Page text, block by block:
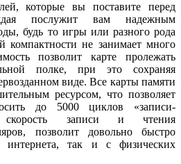
которые вы поставите перед
послужит вам надежным
будь то игры или разного рода
не занимает много
позволит карте пролежать
полке, при это сохраняя
виде. Все карты памяти
ресурсом, что позволяет
до 5000 циклов «записи-
скорость записи и чтения
позволит довольно быстро
так и с физических